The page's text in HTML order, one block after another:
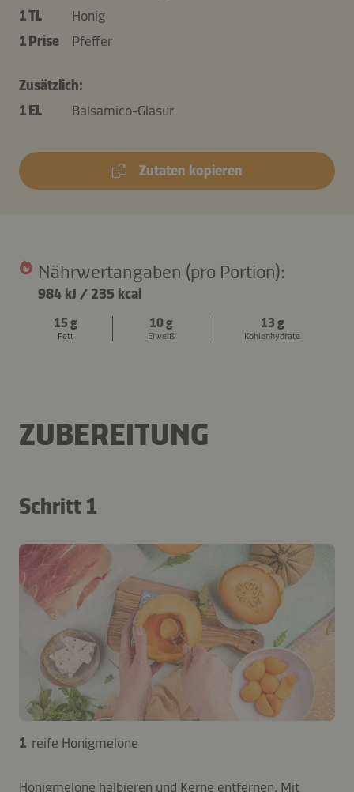
1 TL
Honig
1 Prise
Pfeffer
Zusätzlich:
1 EL
Balsamico-Glasur
Zutaten kopieren
Nährwertangaben (pro Portion):
984 kJ / 235 kcal
15 g
Fett
10 g
Eiweiß
13 g
Kohlenhydrate
ZUBEREITUNG
Schritt 1
1 reife Honigmelone
Honigmelone halbieren und Kerne entfernen. Mit